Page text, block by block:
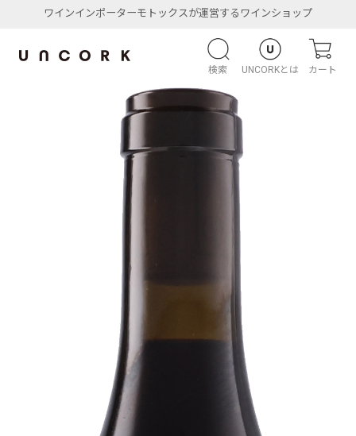
ワインインポーターモトックスが運営するワインショップ
検索 UNCORKとは カート